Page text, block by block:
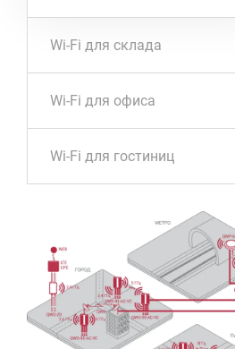
Wi-Fi для склада
Wi-Fi для офиса
Wi-Fi для гостиниц